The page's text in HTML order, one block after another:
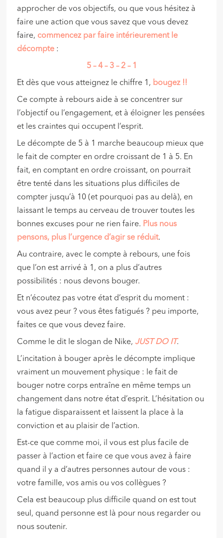
approcher de vos objectifs, ou que vous hésitez à
faire une action que vous savez que vous devez
faire, commencez par faire intérieurement le
décompte :
5 – 4 – 3 – 2 – 1
Et dès que vous atteignez le chiffre 1, bougez !!
Ce compte à rebours aide à se concentrer sur
l’objectif ou l’engagement, et à éloigner les pensées
et les craintes qui occupent l’esprit.
Le décompte de 5 à 1 marche beaucoup mieux que
le fait de compter en ordre croissant de 1 à 5. En
fait, en comptant en ordre croissant, on pourrait
être tenté dans les situations plus difficiles de
compter jusqu’à 10 (et pourquoi pas au delà), en
laissant le temps au cerveau de trouver toutes les
bonnes excuses pour ne rien faire. Plus nous
pensons, plus l’urgence d’agir se réduit.
Au contraire, avec le compte à rebours, une fois
que l’on est arrivé à 1, on a plus d’autres
possibilités : nous devons bouger.
Et n’écoutez pas votre état d’esprit du moment :
vous avez peur ? vous êtes fatigués ? peu importe,
faites ce que vous devez faire.
Comme le dit le slogan de Nike, JUST DO IT.
L’incitation à bouger après le décompte implique
vraiment un mouvement physique : le fait de
bouger notre corps entraîne en même temps un
changement dans notre état d’esprit. L’hésitation ou
la fatigue disparaissent et laissent la place à la
conviction et au plaisir de l’action.
Est-ce que comme moi, il vous est plus facile de
passer à l’action et faire ce que vous avez à faire
quand il y a d’autres personnes autour de vous :
votre famille, vos amis ou vos collègues ?
Cela est beaucoup plus difficile quand on est tout
seul, quand personne est là pour nous regarder ou
nous soutenir.